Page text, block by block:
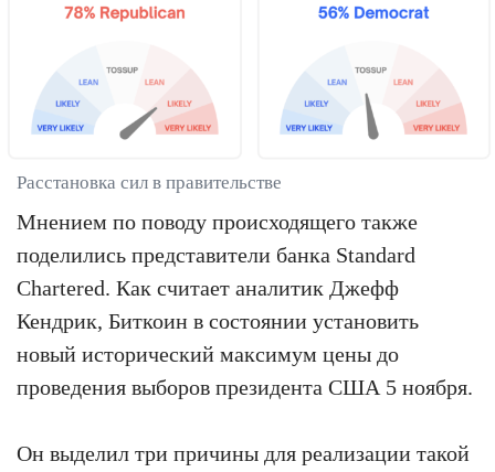
Расстановка сил в правительстве
Мнением по поводу происходящего также
поделились представители банка Standard
Chartered. Как считает аналитик Джефф
Кендрик, Биткоин в состоянии установить
новый исторический максимум цены до
проведения выборов президента США 5 ноября.
Он выделил три причины для реализации такой